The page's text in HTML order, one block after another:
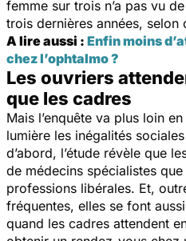
femme sur trois n’a pas vu
trois dernières années, selon
A lire aussi : Enfin moins
chez l’ophtalmo ?
Les ouvriers
que les cadres
Mais l’enquête va plus loin
lumière les inégalités
d’abord, l’étude révèle que
de médecins spécialistes
professions libérales. Et,
fréquentes, elles se font
quand les cadres attendent